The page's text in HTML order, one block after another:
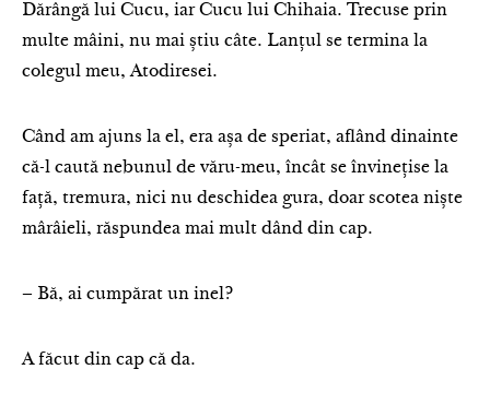
Dărângă lui Cucu, iar Cucu lui Chihaia. Trecuse prin
multe mâini, nu mai știu câte. Lanțul se termina la
colegul meu, Atodiresei.
Când am ajuns la el, era așa de speriat, aflând dinainte
că-l caută nebunul de văru-meu, încât se învinețise la
față, tremura, nici nu deschidea gura, doar scotea niște
mârâieli, răspundea mai mult dând din cap.
– Bă, ai cumpărat un inel?
A făcut din cap că da.